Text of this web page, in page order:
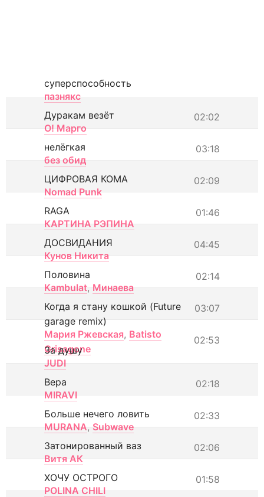
суперспособность
пазнякс
02:02
Дуракам везёт
О! Марго
03:18
нелёгкая
без обид
02:09
ЦИФРОВАЯ КОМА
Nomad Punk
01:46
RAGA
КАРТИНА РЭПИНА
04:45
ДОСВИДАНИЯ
Кунов Никита
02:14
Половина
Kambulat, Минаева
03:07
Когда я стану кошкой (Future
garage remix)
Мария Ржевская, Batisto
Grisagone
02:53
За душу
JUDI
02:18
Вера
MIRAVI
02:33
Больше нечего ловить
MURANA, Subwave
02:06
Затонированный ваз
Витя АК
01:58
ХОЧУ ОСТРОГО
POLINA CHILI